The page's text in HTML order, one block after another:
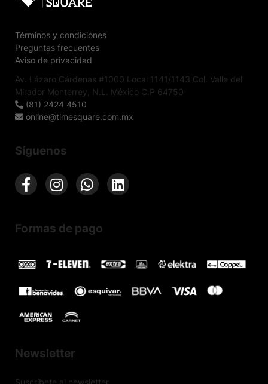
Términos y condiciones
Preguntas frecuentes
Aviso de privacidad
Av. Lázaro Cárdenas #1000 Local 1141/1143 Col. Valle del
Mirador Monterrey, N.L. México C.P 64750
(81) 2424 4510
online@timesquare.com.mx
Síguenos
Formas de pago
Newsletter
Suscríbete al newsletter